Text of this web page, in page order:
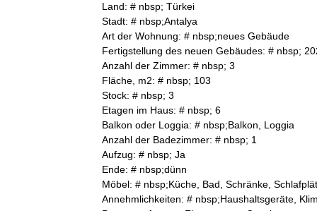
Land: # nbsp; Türkei
Stadt: # nbsp;Antalya
Art der Wohnung: # nbsp;neues Gebäude
Fertigstellung des neuen Gebäudes: # nbsp;
Anzahl der Zimmer: # nbsp; 3
Fläche, m2: # nbsp; 103
Stock: # nbsp; 3
Etagen im Haus: # nbsp; 6
Balkon oder Loggia: # nbsp;Balkon, Loggia
Anzahl der Badezimmer: # nbsp; 1
Aufzug: # nbsp; Ja
Ende: # nbsp;dünn
Möbel: # nbsp;Küche, Bad, Schränke,
Annehmlichkeiten: # nbsp;Haushaltsgeräte,